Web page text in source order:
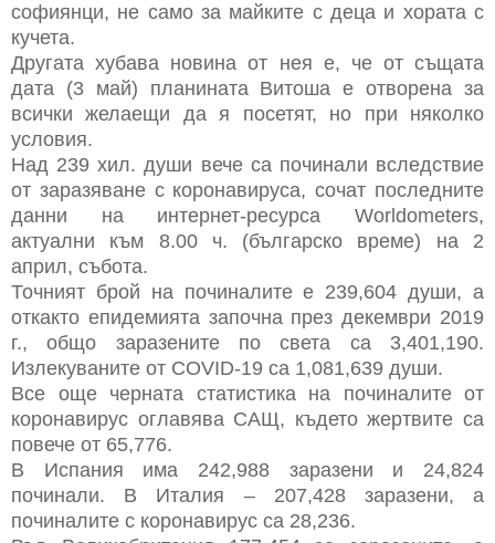
софиянци, не само за майките с деца и хората с
кучета.
Другата хубава новина от нея е, че от същата
дата (3 май) планината Витоша е отворена за
всички желаещи да я посетят, но при няколко
условия.
Над 239 хил. души вече са починали вследствие
от заразяване с коронавируса, сочат последните
данни на интернет-ресурса Worldometers,
актуални към 8.00 ч. (българско време) на 2
април, събота.
Точният брой на починалите е 239,604 души, а
откакто епидемията започна през декември 2019
г., общо заразените по света са 3,401,190.
Излекуваните от COVID-19 са 1,081,639 души.
Все още черната статистика на починалите от
коронавирус оглавява САЩ, където жертвите са
повече от 65,776.
В Испания има 242,988 заразени и 24,824
починали. В Италия – 207,428 заразени, а
починалите с коронавирус са 28,236.